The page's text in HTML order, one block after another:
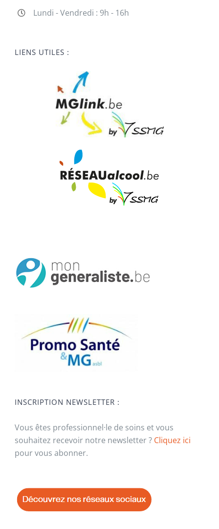
Lundi - Vendredi : 9h - 16h
LIENS UTILES :
INSCRIPTION NEWSLETTER :
Vous êtes professionnel·le de soins et vous
souhaitez recevoir notre newsletter ? Cliquez ici
pour vous abonner.